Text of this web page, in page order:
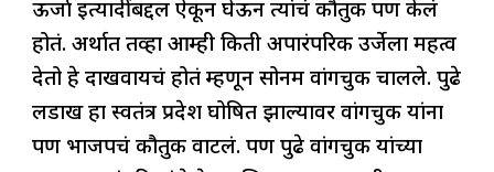
ऊर्जा इत्यादींबद्दल ऐकून घेऊन त्यांचं कौतुक पण केलं
होतं. अर्थात तेंव्हा आम्ही किती अपारंपरिक उर्जेला महत्व
देतो हे दाखवायचं होतं म्हणून सोनम वांगचुक चालले. पुढे
लडाख हा स्वतंत्र प्रदेश घोषित झाल्यावर वांगचुक यांना
पण भाजपचं कौतुक वाटलं. पण पुढे वांगचुक यांच्या